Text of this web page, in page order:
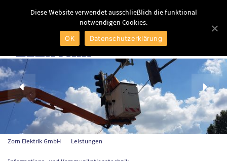
Zorn Elektrik GmbH Leistungen
Diese Website verwendet ausschließlich die funktional
notwendigen Cookies.
OK
Datenschutzerklärung